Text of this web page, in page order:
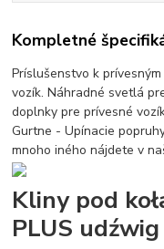
Kompletné
Príslušenstvo k
vozík. Náhradné svetlá
doplnky pre prívesné
Gurtne - Upínacie
mnoho iného nájdete v
Kliny pod
PLUS